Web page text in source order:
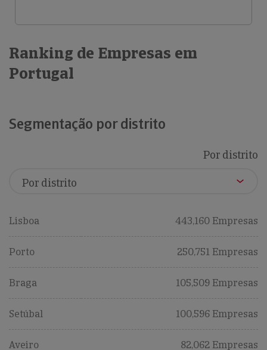
Ranking de Empresas em
Portugal
Segmentação por distrito
Por distrito
Lisboa 443,160 Empresas
Porto 250,751 Empresas
Braga 105,509 Empresas
Setúbal 100,596 Empresas
Aveiro 82,062 Empresas